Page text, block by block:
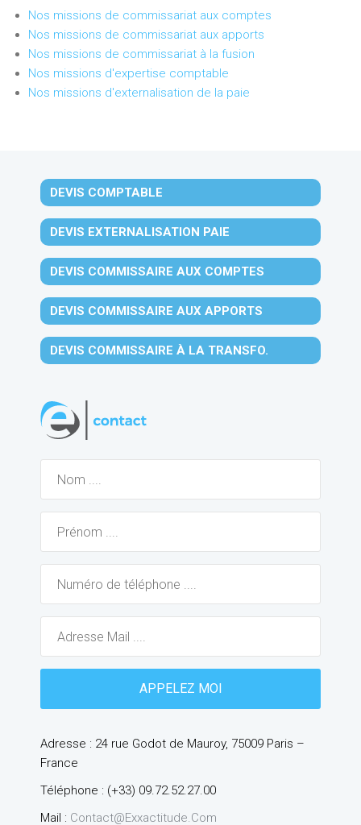
Nos missions de commissariat aux comptes
Nos missions de commissariat aux apports
Nos missions de commissariat à la fusion
Nos missions d'expertise comptable
Nos missions d'externalisation de la paie
DEVIS COMPTABLE
DEVIS EXTERNALISATION PAIE
DEVIS COMMISSAIRE AUX COMPTES
DEVIS COMMISSAIRE AUX APPORTS
DEVIS COMMISSAIRE À LA TRANSFO.
Adresse : 24 rue Godot de Mauroy, 75009 Paris –
France
Téléphone : (+33) 09.72.52.27.00
Mail : Contact@exxactitude.com